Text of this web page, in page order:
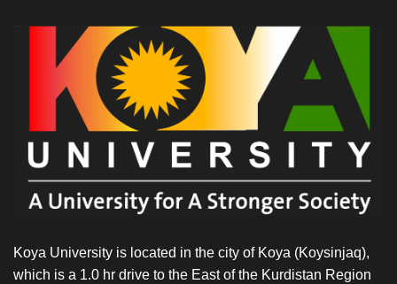
Koya University is located in the city of Koya (Koysinjaq),
which is a 1.0 hr drive to the East of the Kurdistan Region